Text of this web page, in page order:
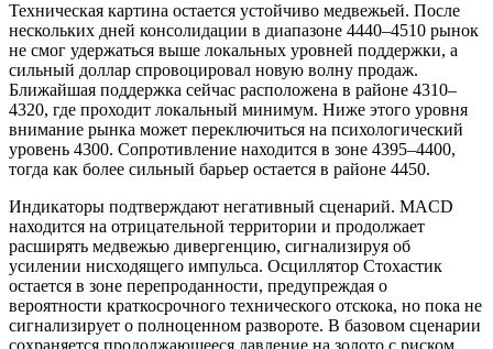
Техническая картина остается устойчиво медвежьей. После
нескольких дней консолидации в диапазоне 4440–4510 рынок
не смог удержаться выше локальных уровней поддержки, а
сильный доллар спровоцировал новую волну продаж.
Ближайшая поддержка сейчас расположена в районе 4310–
4320, где проходит локальный минимум. Ниже этого уровня
внимание рынка может переключиться на психологический
уровень 4300. Сопротивление находится в зоне 4395–4400,
тогда как более сильный барьер остается в районе 4450.
Индикаторы подтверждают негативный сценарий. MACD
находится на отрицательной территории и продолжает
расширять медвежью дивергенцию, сигнализируя об
усилении нисходящего импульса. Осциллятор Стохастик
остается в зоне перепроданности, предупреждая о
вероятности краткосрочного технического отскока, но пока не
сигнализирует о полноценном развороте. В базовом сценарии